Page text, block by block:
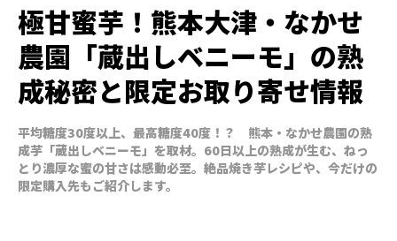
極甘蜜芋！熊本大津・なかせ
農園「蔵出しベニーモ」の熟
成秘密と限定お取り寄せ情報
平均糖度30度以上、最高糖度40度！？ 熊本・なかせ農園の熟
成芋「蔵出しベニーモ」を取材。60日以上の熟成が生む、ねっ
とり濃厚な蜜の甘さは感動必至。絶品焼き芋レシピや、今だけの
限定購入先もご紹介します。